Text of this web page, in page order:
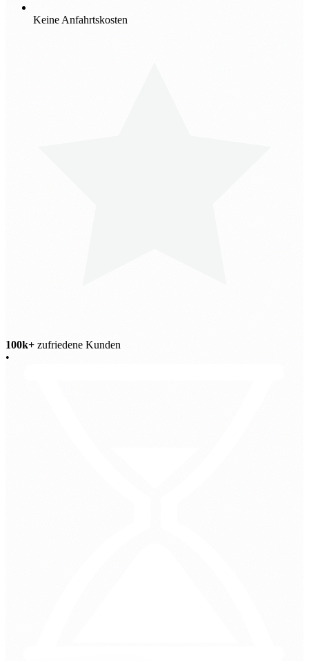
Keine Anfahrtskosten
100k+ zufriedene Kunden
•